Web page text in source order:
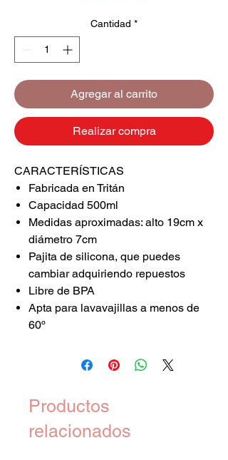
Cantidad *
Agregar al carrito
Realizar compra
CARACTERÍSTICAS
Fabricada en Tritán
Capacidad 500ml
Medidas aproximadas: alto 19cm x
diámetro 7cm
Pajita de silicona, que puedes
cambiar adquiriendo repuestos
Libre de BPA
Apta para lavavajillas a menos de
60º
Productos
relacionados